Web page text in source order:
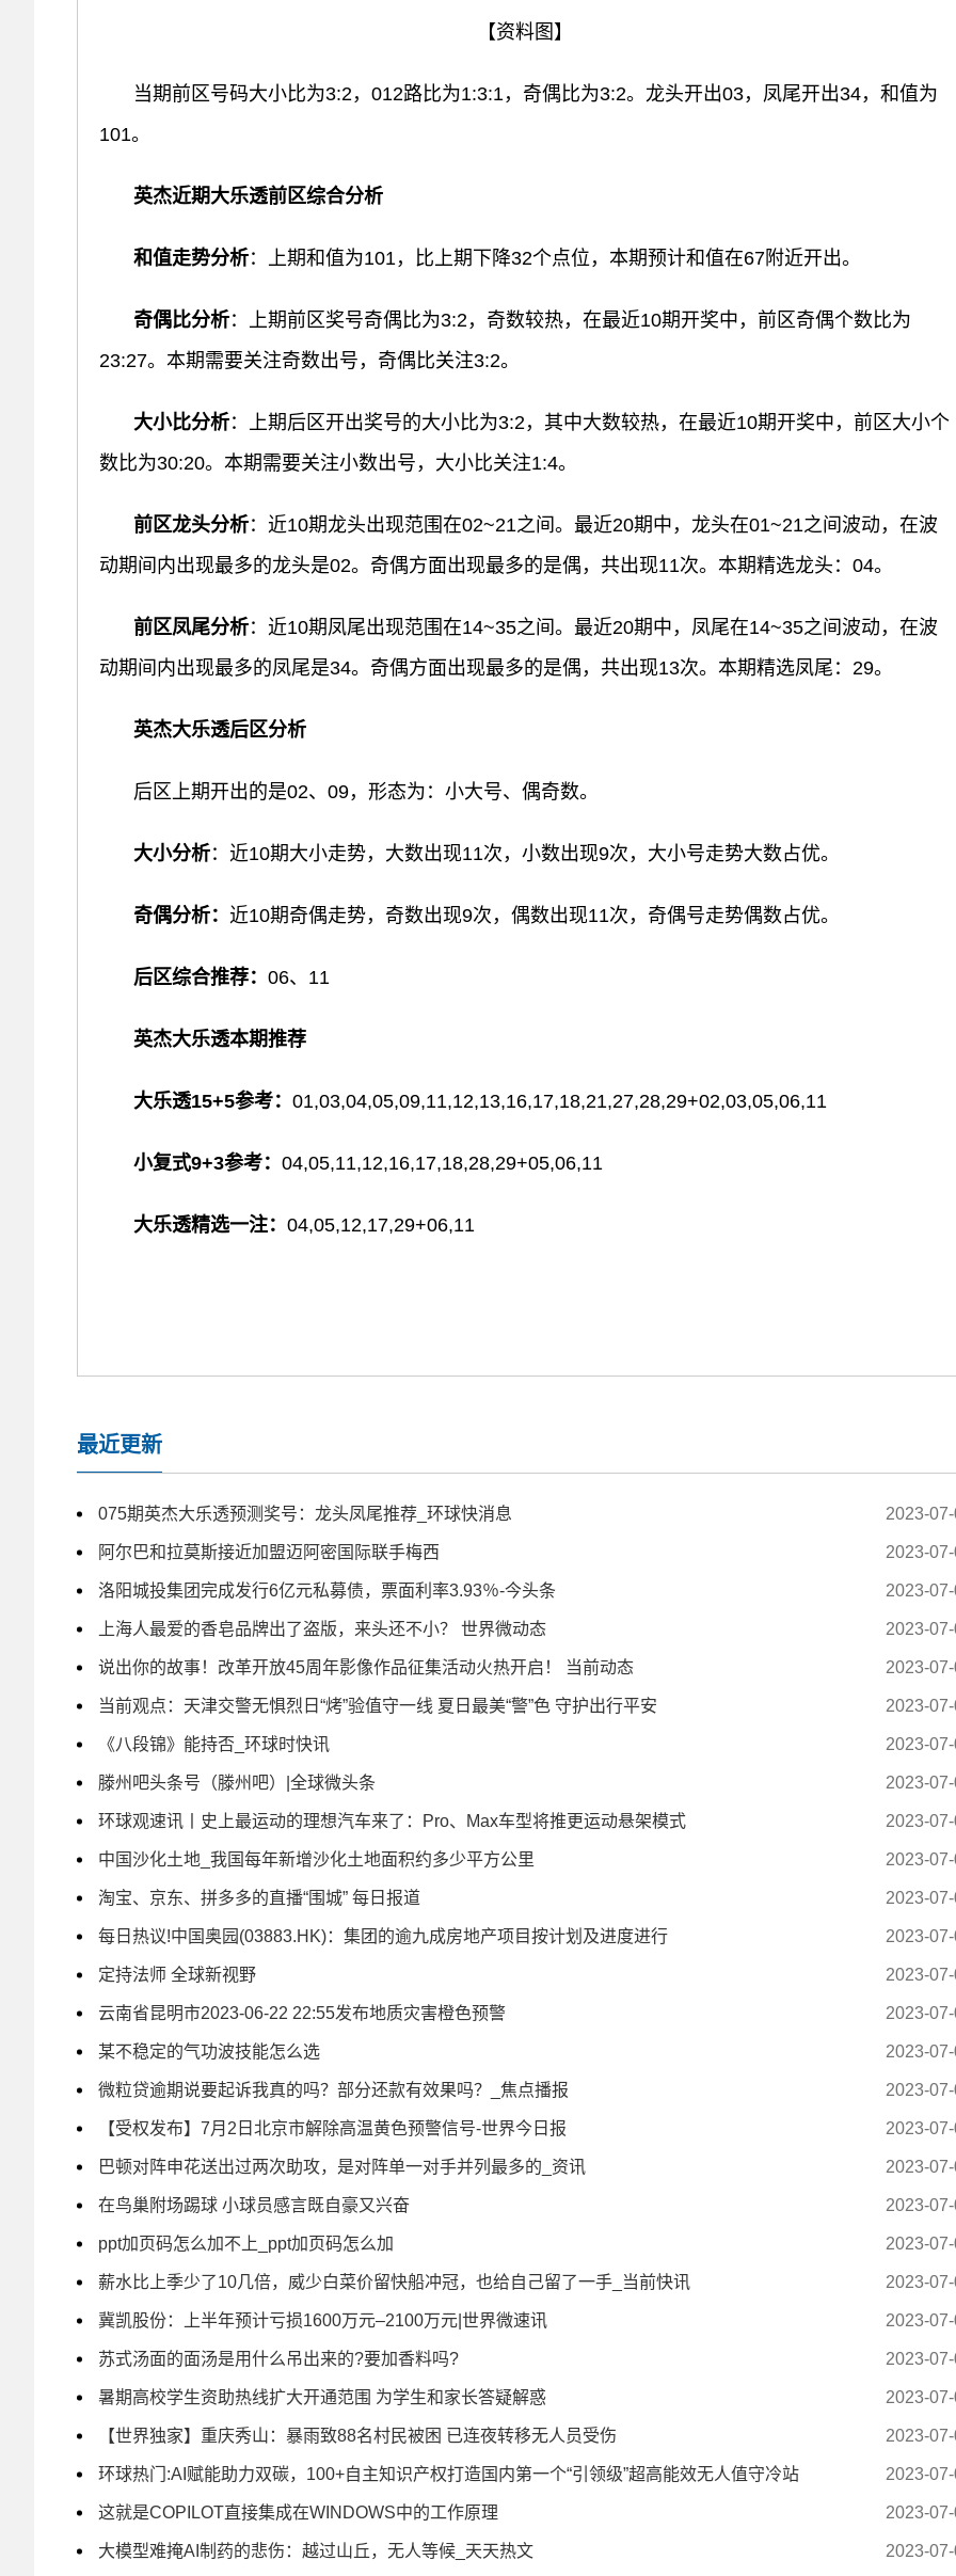
【资料图】
当期前区号码大小比为3:2，012路比为1:3:1，奇偶比为3:2。龙头开出03，凤尾开出34，和值为
101。
英杰近期大乐透前区综合分析
和值走势分析：上期和值为101，比上期下降32个点位，本期预计和值在67附近开出。
奇偶比分析：上期前区奖号奇偶比为3:2，奇数较热，在最近10期开奖中，前区奇偶个数比为
23:27。本期需要关注奇数出号，奇偶比关注3:2。
大小比分析：上期后区开出奖号的大小比为3:2，其中大数较热，在最近10期开奖中，前区大小个
数比为30:20。本期需要关注小数出号，大小比关注1:4。
前区龙头分析：近10期龙头出现范围在02~21之间。最近20期中，龙头在01~21之间波动，在波
动期间内出现最多的龙头是02。奇偶方面出现最多的是偶，共出现11次。本期精选龙头：04。
前区凤尾分析：近10期凤尾出现范围在14~35之间。最近20期中，凤尾在14~35之间波动，在波
动期间内出现最多的凤尾是34。奇偶方面出现最多的是偶，共出现13次。本期精选凤尾：29。
英杰大乐透后区分析
后区上期开出的是02、09，形态为：小大号、偶奇数。
大小分析：近10期大小走势，大数出现11次，小数出现9次，大小号走势大数占优。
奇偶分析： 近10期奇偶走势，奇数出现9次，偶数出现11次，奇偶号走势偶数占优。
后区综合推荐： 06、11
英杰大乐透本期推荐
大乐透15+5参考： 01,03,04,05,09,11,12,13,16,17,18,21,27,28,29+02,03,05,06,11
小复式9+3参考： 04,05,11,12,16,17,18,28,29+05,06,11
大乐透精选一注： 04,05,12,17,29+06,11
最近更新
075期英杰大乐透预测奖号：龙头凤尾推荐_环球快消息 2023-
阿尔巴和拉莫斯接近加盟迈阿密国际联手梅西 2023-
洛阳城投集团完成发行6亿元私募债，票面利率3.93％-今头条 2023-
上海人最爱的香皂品牌出了盗版，来头还不小？ 世界微动态 2023-
说出你的故事！改革开放45周年影像作品征集活动火热开启！ 当前动态 2023-
当前观点：天津交警无惧烈日“烤”验值守一线 夏日最美“警”色 守护出行平安 2023-
《八段锦》能持否_环球时快讯 2023-
滕州吧头条号（滕州吧）|全球微头条 2023-
环球观速讯丨史上最运动的理想汽车来了：Pro、Max车型将推更运动悬架模式 2023-
中国沙化土地_我国每年新增沙化土地面积约多少平方公里 2023-
淘宝、京东、拼多多的直播“围城” 每日报道 2023-
每日热议!中国奥园(03883.HK)：集团的逾九成房地产项目按计划及进度进行 2023-
定持法师 全球新视野 2023-
云南省昆明市2023-06-22 22:55发布地质灾害橙色预警 2023-
某不稳定的气功波技能怎么选 2023-
微粒贷逾期说要起诉我真的吗？部分还款有效果吗？_焦点播报 2023-
【受权发布】7月2日北京市解除高温黄色预警信号-世界今日报 2023-
巴顿对阵申花送出过两次助攻，是对阵单一对手并列最多的_资讯 2023-
在鸟巢附场踢球 小球员感言既自豪又兴奋 2023-
ppt加页码怎么加不上_ppt加页码怎么加 2023-
薪水比上季少了10几倍，威少白菜价留快船冲冠，也给自己留了一手_当前快讯 2023-
冀凯股份：上半年预计亏损1600万元–2100万元|世界微速讯 2023-
苏式汤面的面汤是用什么吊出来的?要加香料吗? 2023-
暑期高校学生资助热线扩大开通范围 为学生和家长答疑解惑 2023-
【世界独家】重庆秀山：暴雨致88名村民被困 已连夜转移无人员受伤 2023-
环球热门:AI赋能助力双碳，100+自主知识产权打造国内第一个“引领级”超高能效无人值守冷站 2023-
这就是COPILOT直接集成在WINDOWS中的工作原理 2023-
大模型难掩AI制药的悲伤：越过山丘，无人等候_天天热文 2023-